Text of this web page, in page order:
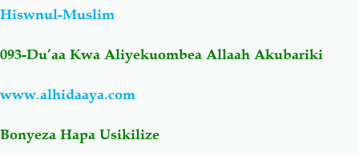
Shirki & Kufru
Salaf Wa Ummah
Hiswnul-Muslim
093-Du’aa Kwa Aliyekuombea Allaah Akubariki
www.alhidaaya.com
Bonyeza Hapa Usikilize